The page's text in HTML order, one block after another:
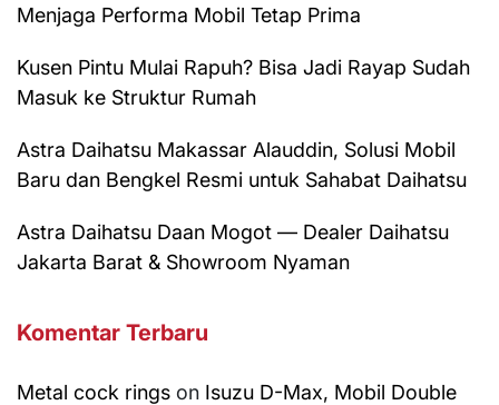
Menjaga Performa Mobil Tetap Prima
Kusen Pintu Mulai Rapuh? Bisa Jadi Rayap Sudah
Masuk ke Struktur Rumah
Astra Daihatsu Makassar Alauddin, Solusi Mobil
Baru dan Bengkel Resmi untuk Sahabat Daihatsu
Astra Daihatsu Daan Mogot — Dealer Daihatsu
Jakarta Barat & Showroom Nyaman
Komentar Terbaru
Metal cock rings on Isuzu D-Max, Mobil Double